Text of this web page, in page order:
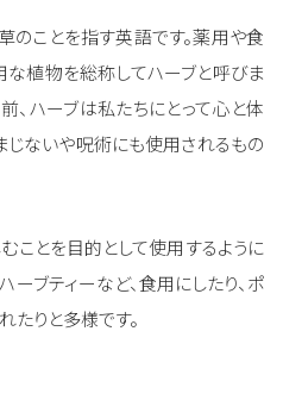
のことを指す英語です。薬用や食
な植物を総称してハーブと呼びま
、ハーブは私たちにとって心と体
じないや呪術にも使用されるもの
ことを目的として使用するように
ーブティーなど、食用にしたり、ポ
たりと多様です。